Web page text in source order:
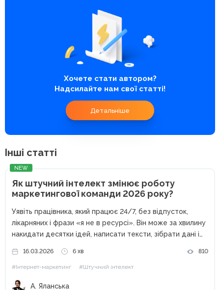
Хочете стати автором?
Надсилайте нам свої статті!
Детальніше
Інші статті
NEW
Як штучний інтелект змінює роботу
маркетингової команди 2026 року?
Уявіть працівника, який працює 24/7, без відпусток,
лікарняних і фрази «я не в ресурсі». Він може за хвилину
накидати десятки ідей, написати тексти, зібрати дані і
співробітник, правда? Перша думка, ChatGPT. Але
сьогодні...
16.03.2026 6 хв 810
#Інтернет-маркетинг #Штучний інтелект
А. Яланська